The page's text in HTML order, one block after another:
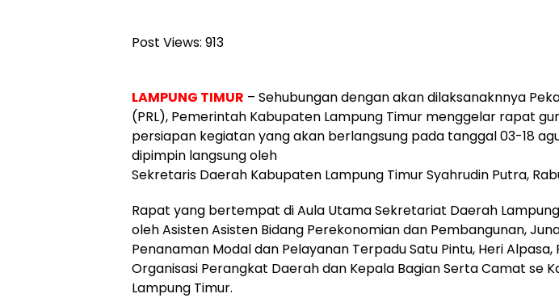
Post Views: 913
LAMPUNG TIMUR – Sehubungan dengan akan dilaksanaknnya
(PRL), Pemerintah Kabupaten Lampung Timur menggelar rapat
persiapan kegiatan yang akan berlangsung pada tanggal 03-18
dipimpin langsung oleh
Sekretaris Daerah Kabupaten Lampung Timur Syahrudin Putra,
Rapat yang bertempat di Aula Utama Sekretariat Daerah
oleh Asisten Asisten Bidang Perekonomian dan Pembangunan,
Penanaman Modal dan Pelayanan Terpadu Satu Pintu, Heri
Organisasi Perangkat Daerah dan Kepala Bagian Serta Camat se
Lampung Timur.